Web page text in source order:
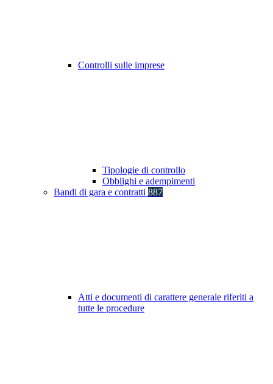
Controlli sulle imprese
Tipologie di controllo
Obblighi e adempimenti
Bandi di gara e contratti 887
Atti e documenti di carattere generale riferiti a
tutte le procedure